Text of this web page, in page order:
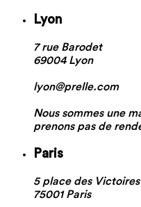
Lyon
7 rue Barodet
69004 Lyon
lyon@prelle.com
Nous sommes une
prenons pas de
Paris
5 place des Victoires
75001 Paris